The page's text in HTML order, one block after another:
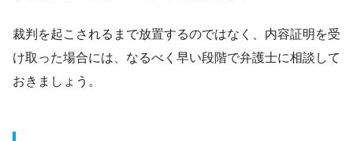
裁判を起こされるまで放置するのではなく、内容証明を受
け取った場合には、なるべく早い段階で弁護士に相談して
おきましょう。